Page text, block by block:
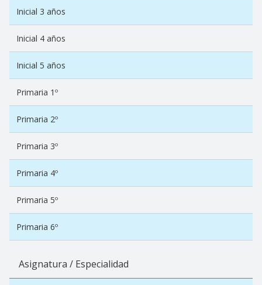
Inicial 3 años
Inicial 4 años
Inicial 5 años
Primaria 1º
Primaria 2º
Primaria 3º
Primaria 4º
Primaria 5º
Primaria 6º
Asignatura / Especialidad